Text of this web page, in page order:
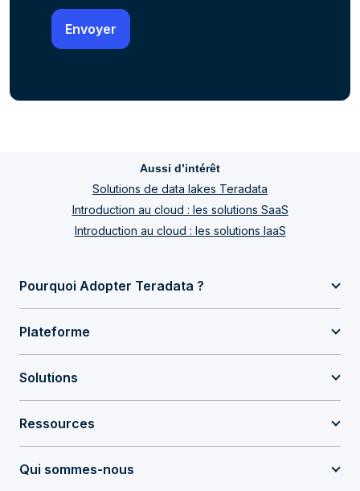
Aussi d’intérêt
Solutions de data lakes Teradata
Introduction au cloud : les solutions SaaS
Introduction au cloud : les solutions IaaS
Pourquoi Adopter Teradata ?
Plateforme
Solutions
Ressources
Qui sommes-nous